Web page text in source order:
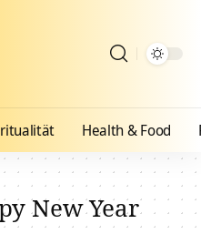
Health & Food
New Year